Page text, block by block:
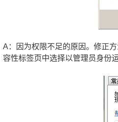
A：因为权限不足的原因。修正
容性标签页中选择以管理员身份